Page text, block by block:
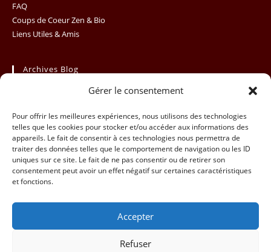
Gérer le consentement
Pour offrir les meilleures expériences, nous utilisons des technologies
telles que les cookies pour stocker et/ou accéder aux informations des
appareils. Le fait de consentir à ces technologies nous permettra de
traiter des données telles que le comportement de navigation ou les ID
uniques sur ce site. Le fait de ne pas consentir ou de retirer son
consentement peut avoir un effet négatif sur certaines caractéristiques
et fonctions.
Accepter
Refuser
FAQ
Coups de Coeur Zen & Bio
Liens Utiles & Amis
Archives Blog
Sélectionner un mois